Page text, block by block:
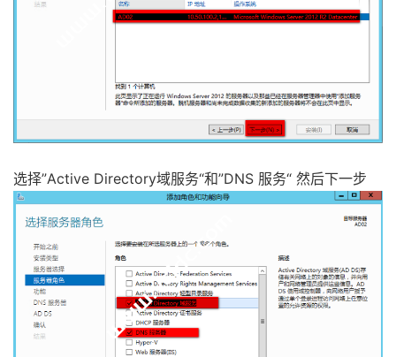
选择”Active Directory域服务“和”DNS 服务“ 然后下一步